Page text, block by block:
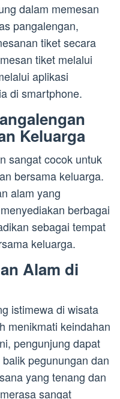
dalam memesan
pangalengan,
tiket secara
tiket melalui
aplikasi
di smartphone.
Keluarga
sangat cocok untuk
bersama keluarga.
alam yang
berbagai
sebagai tempat
keluarga.
Alam di
istimewa di wisata
menikmati keindahan
pengunjung dapat
pegunungan dan
yang tenang dan
sangat